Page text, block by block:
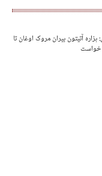
آتیتون بیران مروک اوغان تا
خواست